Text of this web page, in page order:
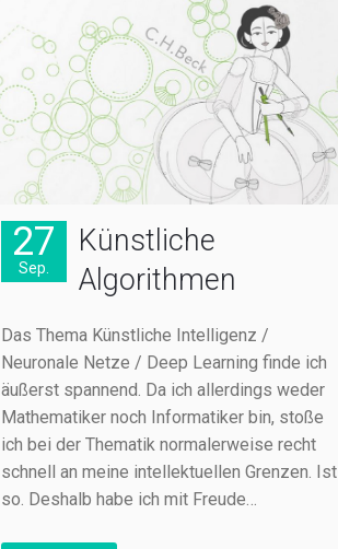
27
Sep.
Künstliche
Algorithmen
Das Thema Künstliche Intelligenz /
Neuronale Netze / Deep Learning finde ich
äußerst spannend. Da ich allerdings weder
Mathematiker noch Informatiker bin, stoße
ich bei der Thematik normalerweise recht
schnell an meine intellektuellen Grenzen. Ist
so. Deshalb habe ich mit Freude…